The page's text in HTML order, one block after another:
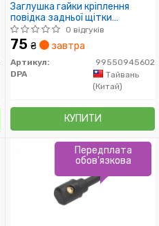
Заглушка гайки кріплення
повідка задньої щітки
склоочисника Skoda Fabia (11-
15), Superb (08-13), Yeti (10-
13,14-)/VW T5 (16-)
(99550945602) DPA
0 відгуків
75 ₴ завтра
Артикул:
99550945602
DPA
Тайвань
(Китай)
КУПИТИ
Передплата
обов'язкова